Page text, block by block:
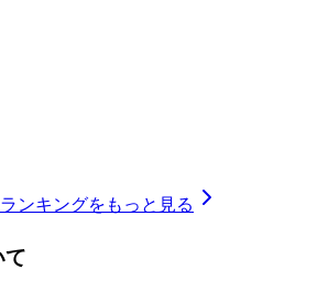
ンキングをもっと見る
て